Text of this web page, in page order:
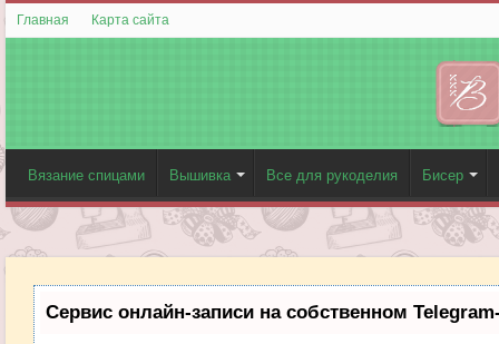
Главная Карта сайта
Вязание спицами Вышивка Все для рукоделия Бисер
Сервис онлайн-записи на собственном